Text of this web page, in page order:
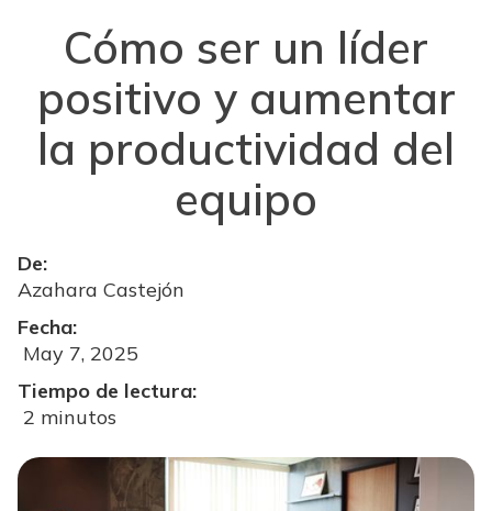
Cómo ser un líder
positivo y aumentar
la productividad del
equipo
De:
Azahara Castejón
Fecha:
May 7, 2025
Tiempo de lectura:
2 minutos